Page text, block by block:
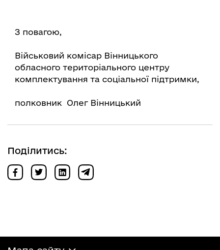
З повагою,
Військовий комісар Вінницького
обласного територіального центру
комплектування та соціальної підтримки,
полковник Олег Вінницький
Поділитись: